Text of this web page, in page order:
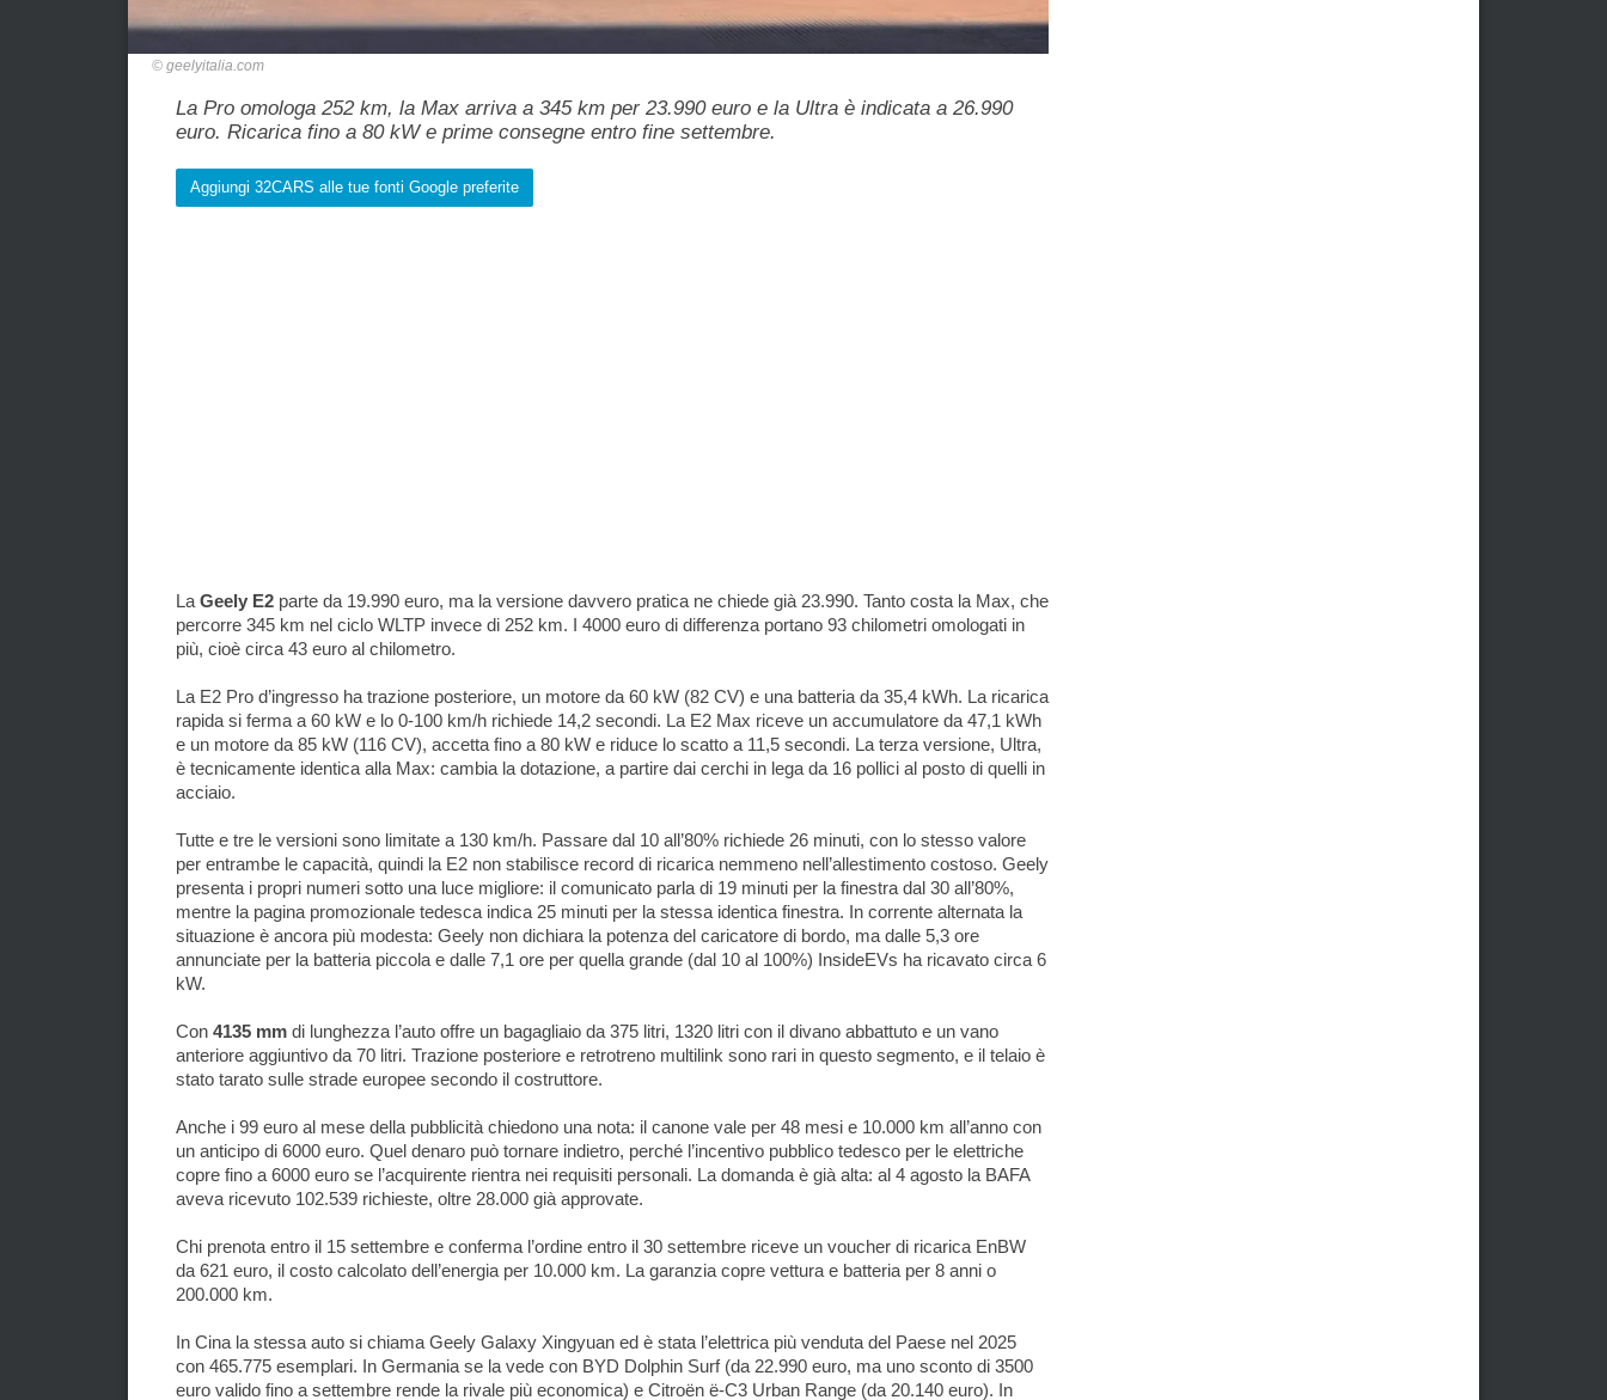
geelyitalia.com
La Pro omologa 252 km, la Max arriva a 345 km per 23.990 euro e la Ultra è indicata a 26.990
euro. Ricarica fino a 80 kW e prime consegne entro fine settembre.
Aggiungi 32CARS alle tue fonti Google preferite
La Geely E2 parte da 19.990 euro, ma la versione davvero pratica ne chiede già 23.990. Tanto costa la Max, che
percorre 345 km nel ciclo WLTP invece di 252 km. I 4000 euro di differenza portano 93 chilometri omologati in
più, cioè circa 43 euro al chilometro.
La E2 Pro d’ingresso ha trazione posteriore, un motore da 60 kW (82 CV) e una batteria da 35,4 kWh. La ricarica
rapida si ferma a 60 kW e lo 0-100 km/h richiede 14,2 secondi. La E2 Max riceve un accumulatore da 47,1 kWh
e un motore da 85 kW (116 CV), accetta fino a 80 kW e riduce lo scatto a 11,5 secondi. La terza versione, Ultra,
è tecnicamente identica alla Max: cambia la dotazione, a partire dai cerchi in lega da 16 pollici al posto di quelli in
acciaio.
Tutte e tre le versioni sono limitate a 130 km/h. Passare dal 10 all’80% richiede 26 minuti, con lo stesso valore
per entrambe le capacità, quindi la E2 non stabilisce record di ricarica nemmeno nell’allestimento costoso. Geely
presenta i propri numeri sotto una luce migliore: il comunicato parla di 19 minuti per la finestra dal 30 all’80%,
mentre la pagina promozionale tedesca indica 25 minuti per la stessa identica finestra. In corrente alternata la
situazione è ancora più modesta: Geely non dichiara la potenza del caricatore di bordo, ma dalle 5,3 ore
annunciate per la batteria piccola e dalle 7,1 ore per quella grande (dal 10 al 100%) InsideEVs ha ricavato circa 6
kW.
Con 4135 mm di lunghezza l’auto offre un bagagliaio da 375 litri, 1320 litri con il divano abbattuto e un vano
anteriore aggiuntivo da 70 litri. Trazione posteriore e retrotreno multilink sono rari in questo segmento, e il telaio è
stato tarato sulle strade europee secondo il costruttore.
Anche i 99 euro al mese della pubblicità chiedono una nota: il canone vale per 48 mesi e 10.000 km all’anno con
un anticipo di 6000 euro. Quel denaro può tornare indietro, perché l’incentivo pubblico tedesco per le elettriche
copre fino a 6000 euro se l’acquirente rientra nei requisiti personali. La domanda è già alta: al 4 agosto la BAFA
aveva ricevuto 102.539 richieste, oltre 28.000 già approvate.
Chi prenota entro il 15 settembre e conferma l’ordine entro il 30 settembre riceve un voucher di ricarica EnBW
da 621 euro, il costo calcolato dell’energia per 10.000 km. La garanzia copre vettura e batteria per 8 anni o
200.000 km.
In Cina la stessa auto si chiama Geely Galaxy Xingyuan ed è stata l’elettrica più venduta del Paese nel 2025
con 465.775 esemplari. In Germania se la vede con BYD Dolphin Surf (da 22.990 euro, ma uno sconto di 3500
euro valido fino a settembre rende la rivale più economica) e Citroën ë-C3 Urban Range (da 20.140 euro). In